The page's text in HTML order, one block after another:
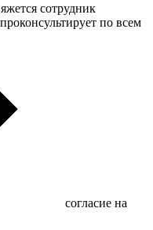
сотрудник
по всем
согласие на